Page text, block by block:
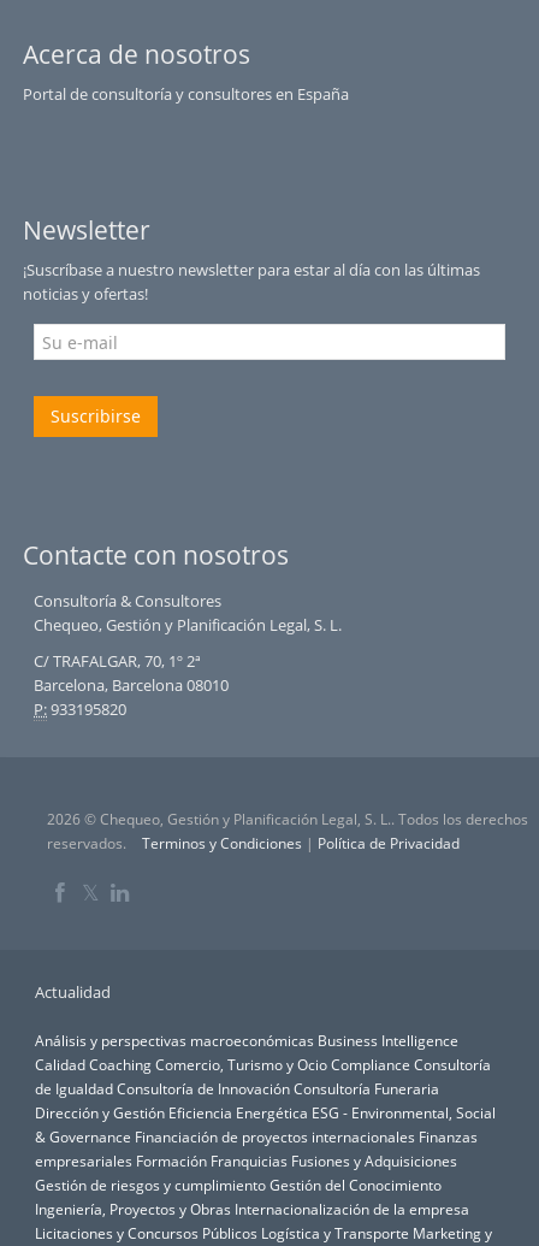
Acerca de nosotros
Portal de consultoría y consultores en España
Newsletter
¡Suscríbase a nuestro newsletter para estar al día con las últimas
noticias y ofertas!
Suscribirse
Contacte con nosotros
Consultoría & Consultores
Chequeo, Gestión y Planificación Legal, S. L.
C/ TRAFALGAR, 70, 1º 2ª
Barcelona, Barcelona 08010
P:933195820
2026 © Chequeo, Gestión y Planificación Legal, S. L.. Todos los derechos
reservados.
Terminos y Condiciones | Política de Privacidad
𝕏
Actualidad
Análisis y perspectivas macroeconómicas Business Intelligence
CalidadCoachingComercio, Turismo y OcioCompliance Consultoría
de IgualdadConsultoría de InnovaciónConsultoría Funeraria
Dirección y Gestión Eficiencia Energética ESG - Environmental, Social
& Governance Financiación de proyectos internacionales Finanzas
empresariales Formación Franquicias Fusiones y Adquisiciones
Gestión de riesgos y cumplimientoGestión del Conocimiento
Ingeniería, Proyectos y Obras Internacionalización de la empresa
Licitaciones y Concursos Públicos Logística y Transporte Marketing y